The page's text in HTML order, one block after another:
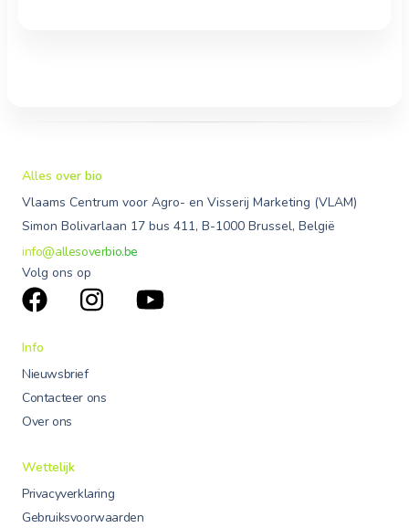
Alles over bio
Vlaams Centrum voor Agro- en Visserij Marketing (VLAM)
Simon Bolivarlaan 17 bus 411, B-1000 Brussel, België
info@allesoverbio.be
Volg ons op
Info
Nieuwsbrief
Contacteer ons
Over ons
Wettelijk
Privacyverklaring
Gebruiksvoorwaarden